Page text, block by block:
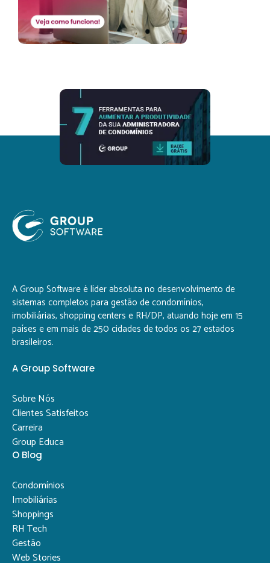
A Group Software é líder absoluta no desenvolvimento de
sistemas completos para gestão de condomínios,
imobiliárias, shopping centers e RH/DP, atuando hoje em 15
países e em mais de 250 cidades de todos os 27 estados
brasileiros.
A Group Software
Sobre Nós
Clientes Satisfeitos
Carreira
Group Educa
O Blog
Condomínios
Imobiliárias
Shoppings
RH Tech
Gestão
Web Stories